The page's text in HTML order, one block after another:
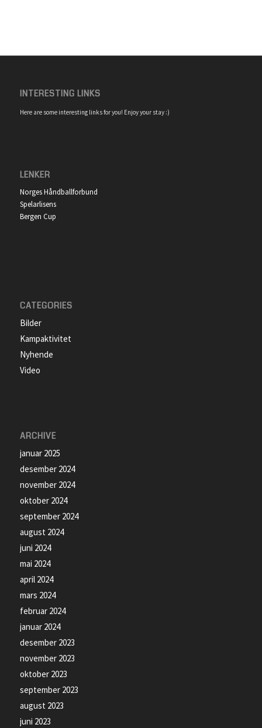
INTERESTING LINKS
Here are some interesting links for you! Enjoy your stay :)
LENKER
Norges Håndballforbund
Spelarlisens
Bergen Cup
CATEGORIES
Bilder
Kampaktivitet
Nyhende
Video
ARCHIVE
januar 2025
desember 2024
november 2024
oktober 2024
september 2024
august 2024
juni 2024
mai 2024
april 2024
mars 2024
februar 2024
januar 2024
desember 2023
november 2023
oktober 2023
september 2023
august 2023
juni 2023